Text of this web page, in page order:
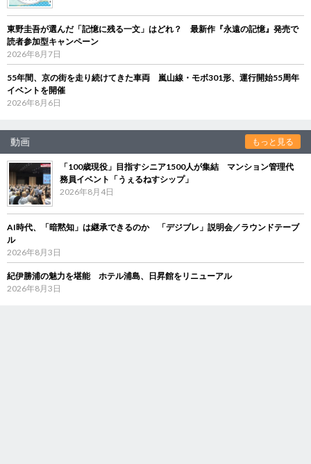
東野圭吾が選んだ「記憶に残る一文」はどれ？ 最新作『永遠の記憶』発売で
読者参加型キャンペーン
2026年8月7日
55年間、京の街を走り続けてきた車両 嵐山線・モボ301形、運行開始55周年
イベントを開催
2026年8月6日
動画 もっと見る
「100歳現役」目指すシニア1500人が集結 マンション管理代
務員イベント「うぇるねすシップ」
2026年8月4日
AI時代、「暗黙知」は継承できるのか 「デジブレ」説明会／ラウンドテーブ
ル
2026年8月3日
紀伊勝浦の魅力を堪能 ホテル浦島、日昇館をリニューアル
2026年8月3日